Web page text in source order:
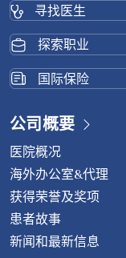
寻找医生
探索职业
国际保险
公司概要
医院概况
海外办公室&代理
获得荣誉及奖项
患者故事
新闻和最新信息